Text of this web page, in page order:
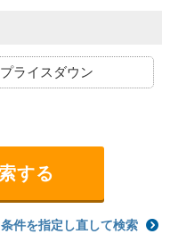
プライスダウン
条件を指定し直して検索